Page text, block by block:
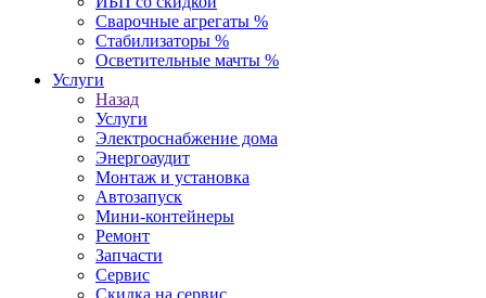
Сварочные агрегаты %
Стабилизаторы %
Осветительные мачты %
Услуги
Назад
Услуги
Электроснабжение дома
Энергоаудит
Монтаж и установка
Автозапуск
Мини-контейнеры
Ремонт
Запчасти
Сервис
Скидка на сервис